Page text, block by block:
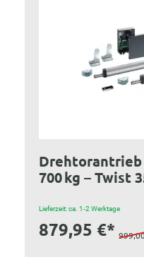
700 kg – Twist
Lieferzeit: ca. 1-2 Werktage
879,95 €*